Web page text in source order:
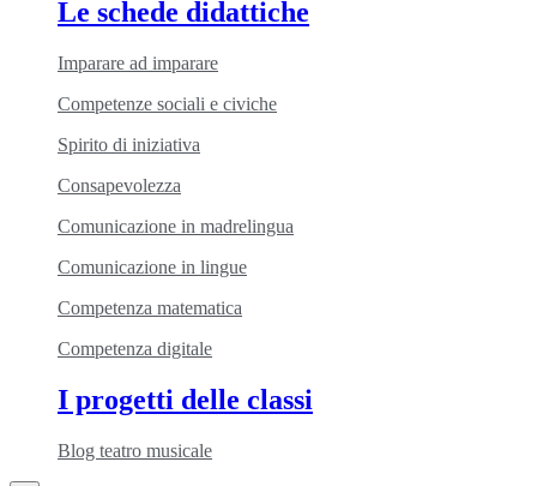
Le schede didattiche
Imparare ad imparare
Competenze sociali e civiche
Spirito di iniziativa
Consapevolezza
Comunicazione in madrelingua
Comunicazione in lingue
Competenza matematica
Competenza digitale
I progetti delle classi
Blog teatro musicale